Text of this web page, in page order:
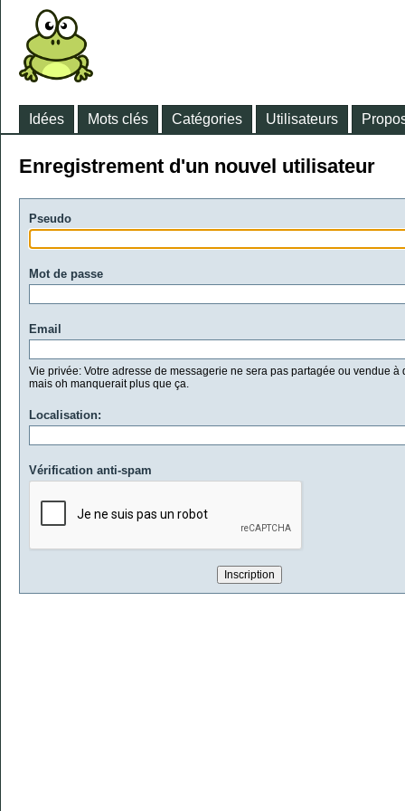
Idées Mots clés Catégories Utilisateurs
Enregistrement d'un nouvel utilisateur
Pseudo
Mot de passe
Email
Vie privée: Votre adresse de messagerie ne sera pas partagée ou vendue à
mais oh manquerait plus que ça.
Localisation:
Vérification anti-spam